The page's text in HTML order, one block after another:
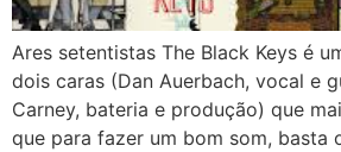
Ares setentistas The Black Keys é
dois caras (Dan Auerbach, vocal e
Carney, bateria e produção) que
que para fazer um bom som, basta